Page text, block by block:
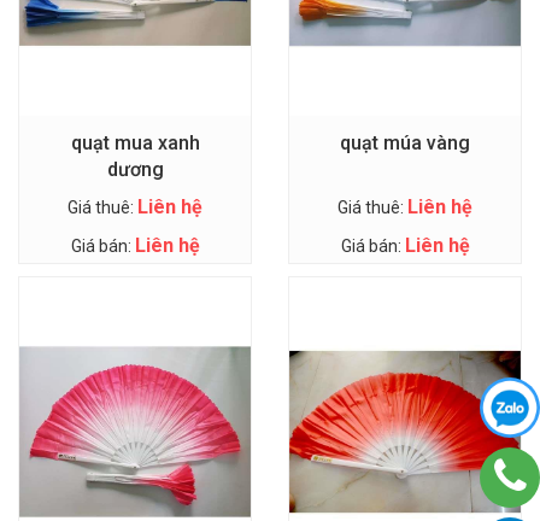
quạt mua xanh
dương
Giá thuê: Liên hệ
Giá bán: Liên hệ
quạt múa vàng
Giá thuê: Liên hệ
Giá bán: Liên hệ